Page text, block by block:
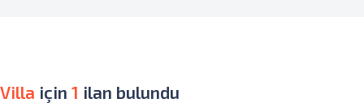
Villa için 1 ilan bulundu